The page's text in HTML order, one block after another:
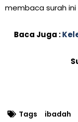
membaca surah
Baca Juga :
Tags ibadah